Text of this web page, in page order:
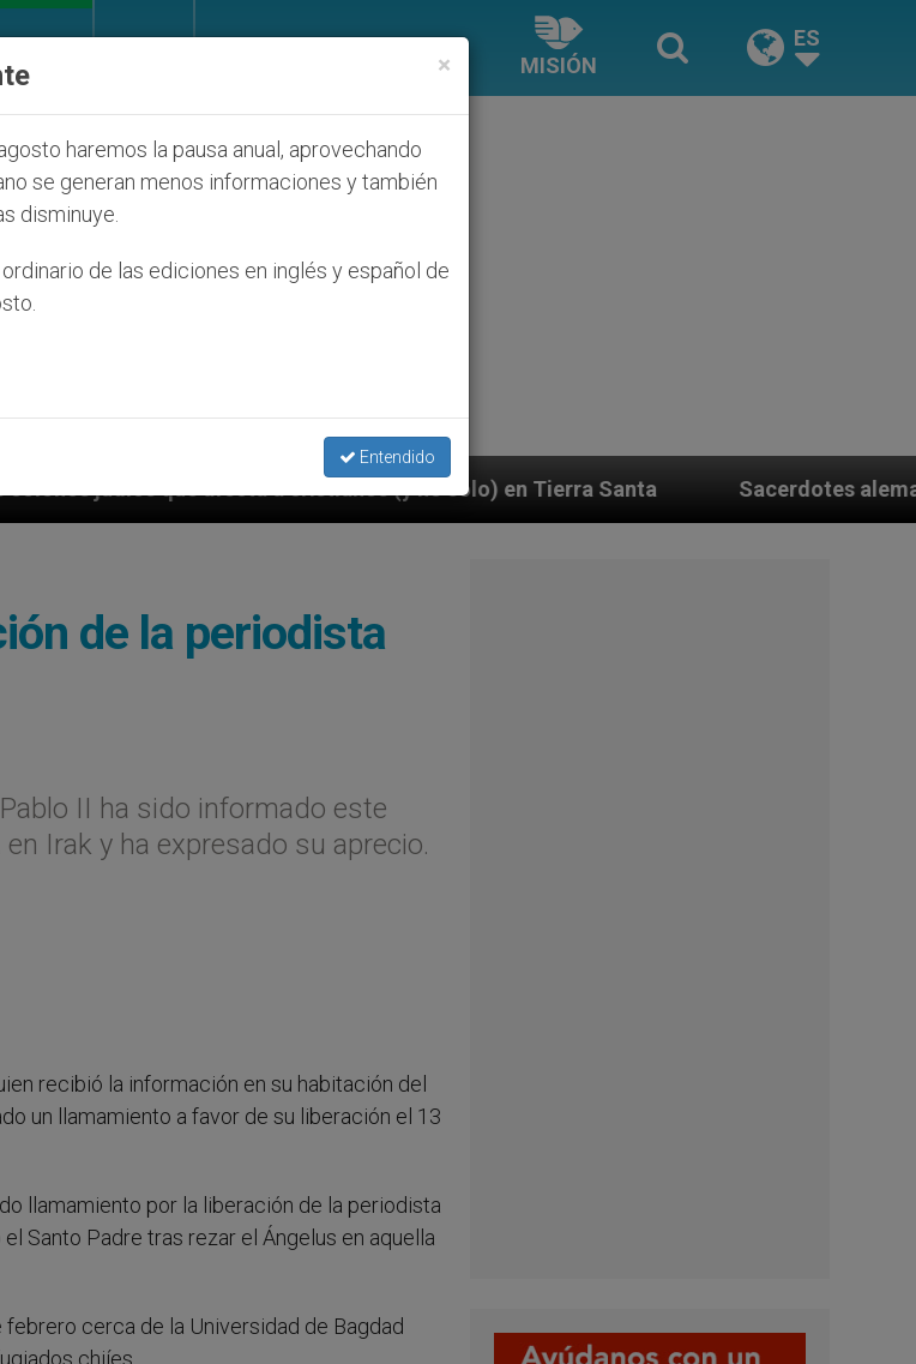
MISIÓN
ES
a cristianos (y no sólo) en Tierra Santa Sacerdotes alemanes fieles al Papa
de la periodista
II ha sido informado este
Irak y ha expresado su aprecio.
recibió la información en su habitación del
un llamamiento a favor de su liberación el 13
llamamiento por la liberación de la periodista
Santo Padre tras rezar el Ángelus en aquella
cerca de la Universidad de Bagdad
chiíes.
×
haremos la pausa anual, aprovechando
se generan menos informaciones y también
disminuye.
de las ediciones en inglés y español de
Entendido